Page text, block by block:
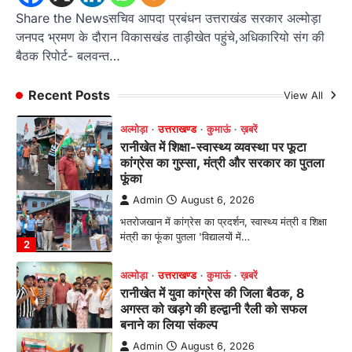
Share the Newsसचिव आपदा प्रबंधन उत्तराखंड सरकार अल्मोड़ा
जनपद भ्रमण के दौरान विकासखंड ताड़ीखेत पहुंचे,अधिकारियो संग की
बैठक रिपोर्ट- बलवन्त…
Recent Posts View All
2
कांग्रेस का गुस्सा, मंत्री और सरकार का पुतला
फूंका
3
अल्मोड़ा उत्तराखण्ड कुमाऊं ख़बरें
रानीखेत में युवा कांग्रेस की जिला बैठक, 8
अगस्त को खड़गे की हल्द्वानी रैली को सफल
बनाने का लिया संकल्प
Admin August 6, 2026
संगठन विस्तार के तहत कई नई नियुक्तियां, बूथ स्तर तक
संगठन मजबूत करने और युवाओं…
अल्मोड़ा उत्तराखण्ड कुमाऊं ख़बरें
चौखुटिया में सेवा पखवाड़ा शिविर: 954 लोगों ने
लिया लाभ, 191 में से 182 शिकायतों का मौके
पर हुआ निस्तारण
Admin August 5, 2026